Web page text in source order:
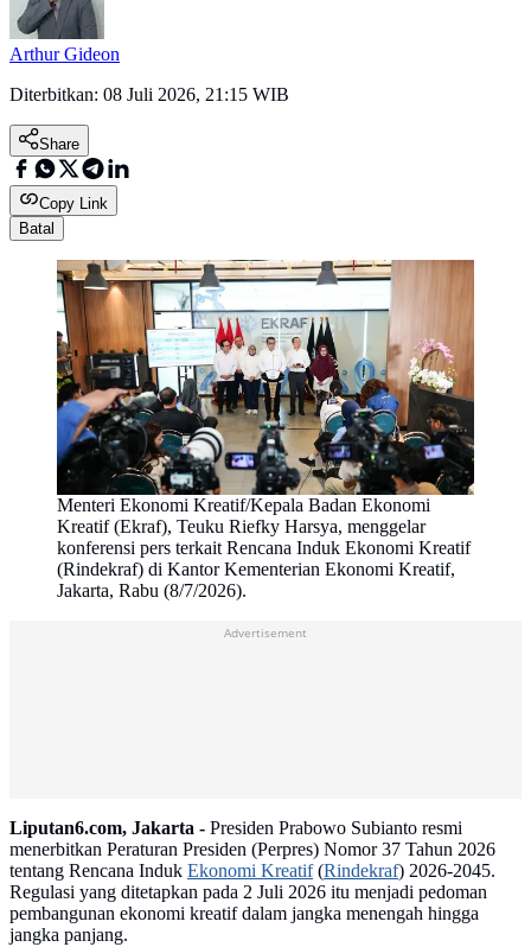
Arthur Gideon
Diterbitkan: 08 Juli 2026, 21:15 WIB
Share
Copy Link
Batal
Menteri Ekonomi Kreatif/Kepala Badan Ekonomi
Kreatif (Ekraf), Teuku Riefky Harsya, menggelar
konferensi pers terkait Rencana Induk Ekonomi Kreatif
(Rindekraf) di Kantor Kementerian Ekonomi Kreatif,
Jakarta, Rabu (8/7/2026).
Advertisement
Liputan6.com, Jakarta - Presiden Prabowo Subianto resmi
menerbitkan Peraturan Presiden (Perpres) Nomor 37 Tahun 2026
tentang Rencana Induk Ekonomi Kreatif(Rindekraf) 2026-2045.
Regulasi yang ditetapkan pada 2 Juli 2026 itu menjadi pedoman
pembangunan ekonomi kreatif dalam jangka menengah hingga
jangka panjang.